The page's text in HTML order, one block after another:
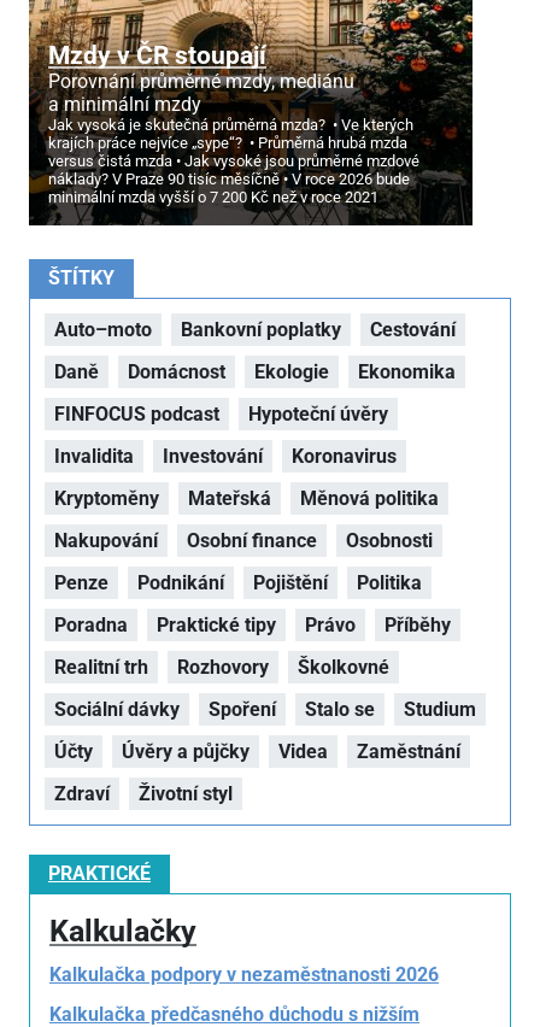
Mzdy v ČR stoupají
Porovnání průměrné mzdy, mediánu
a minimální mzdy
Jak vysoká je skutečná průměrná mzda?
Ve kterých
krajích práce nejvíce „sype“?
Průměrná hrubá mzda
versus čistá mzda
Jak vysoké jsou průměrné mzdové
náklady? V Praze 90 tisíc měsíčně
V roce 2026 bude
minimální mzda vyšší o 7 200 Kč než v roce 2021
ŠTÍTKY
Auto–moto Bankovní poplatky
Cestování
Daně
Domácnost Ekologie
Ekonomika
FINFOCUS podcast
Hypoteční úvěry
Invalidita
Investování
Koronavirus
Kryptoměny
Mateřská
Měnová politika
Nakupování
Osobní finance
Osobnosti
Penze
Podnikání Pojištění
Politika
Poradna
Praktické tipy Právo
Příběhy
Realitní trh
Rozhovory
Školkovné
Sociální dávky
Spoření Stalo se
Studium
Účty
Úvěry a půjčky Videa
Zaměstnání
Zdraví
Životní styl
PRAKTICKÉ
Kalkulačky
Kalkulačka podpory v nezaměstnanosti 2026
Kalkulačka předčasného důchodu s nižším